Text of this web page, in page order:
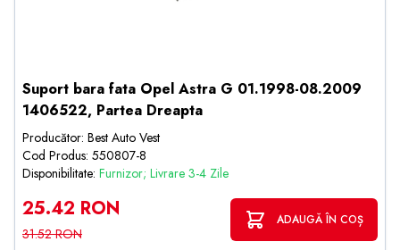
Suport bara fata Opel Astra G 01.1998-08.2009
1406522, Partea Dreapta
Producător: Best Auto Vest
Cod Produs: 550807-8
Disponibilitate: Furnizor; Livrare 3-4 Zile
25.42 RON
31.52 RON
ADAUGĂ ÎN COȘ